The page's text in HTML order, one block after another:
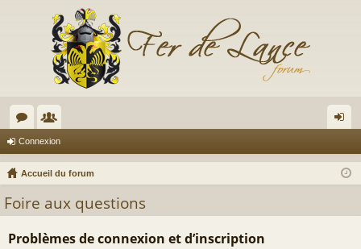
or
u
s
e
m
es
ne
on
Connexion
Accueil du forum
Foire aux questions
Problèmes de connexion et d’inscription